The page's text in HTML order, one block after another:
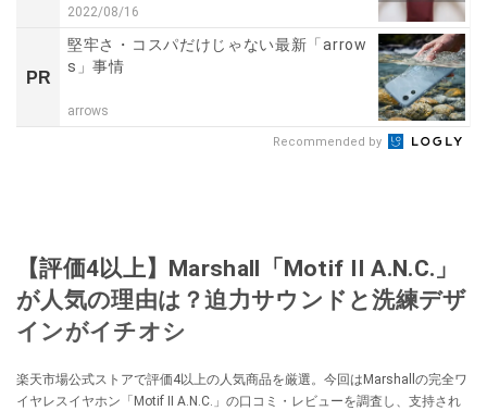
2022/08/16
PR
堅牢さ・コスパだけじゃない最新「arrow
s」事情
arrows
Recommended by
【評価4以上】Marshall「Motif II A.N.C.」
が人気の理由は？迫力サウンドと洗練デザ
インがイチオシ
楽天市場公式ストアで評価4以上の人気商品を厳選。今回はMarshallの完全ワ
イヤレスイヤホン「Motif II A.N.C.」の口コミ・レビューを調査し、支持され